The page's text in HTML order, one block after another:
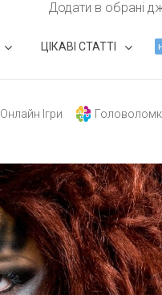
Додати в обрані
ЦІКАВІ СТАТТІ
Онлайн Ігри